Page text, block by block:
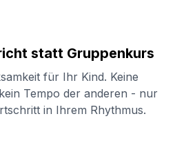
statt Gruppenkurs
für Ihr Kind. Keine
Tempo der anderen - nur
in Ihrem Rhythmus.